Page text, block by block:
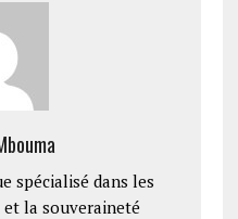
spécialisé dans les
la souveraineté